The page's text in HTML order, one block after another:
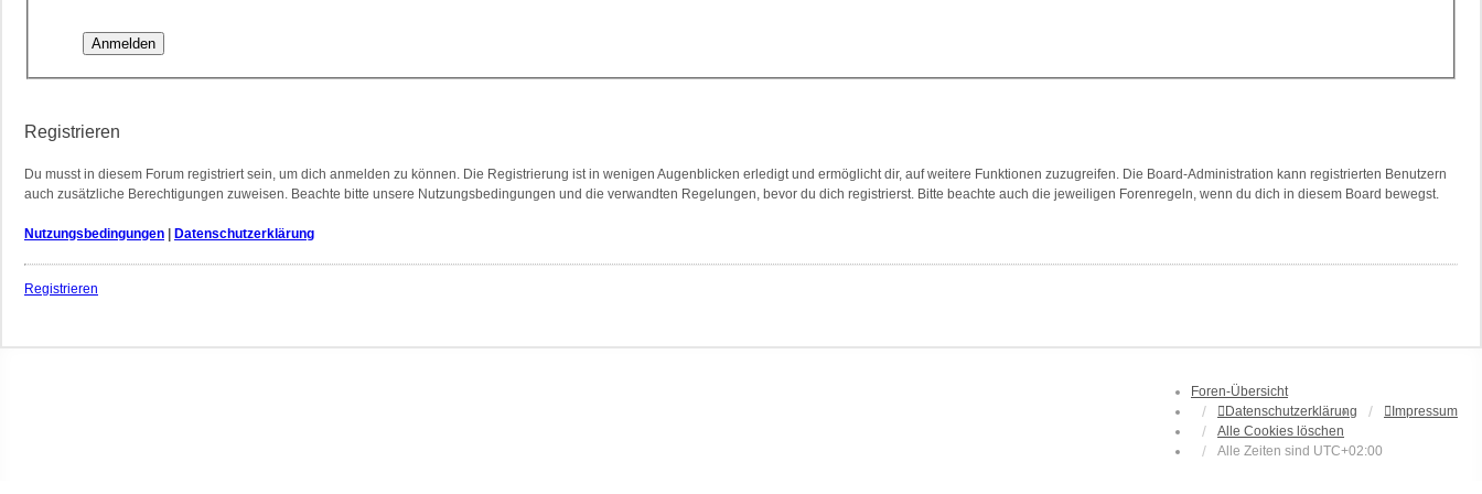
Registrieren
Du musst in diesem Forum registriert sein, um dich anmelden zu können. Die Registrierung ist in wenigen Augenblicken erledigt und ermöglicht dir, auf weitere Funktionen zuzugreifen. Die Board-Administration kann registrierten Benutzern
auch zusätzliche Berechtigungen zuweisen. Beachte bitte unsere Nutzungsbedingungen und die verwandten Regelungen, bevor du dich registrierst. Bitte beachte auch die jeweiligen Forenregeln, wenn du dich in diesem Board bewegst.
Nutzungsbedingungen | Datenschutzerklärung
Registrieren
Foren-Übersicht
Datenschutzerklärung
Impressum
Alle Cookies löschen
Alle Zeiten sind UTC+02:00